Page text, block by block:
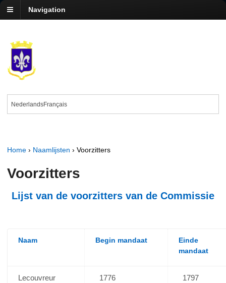
Navigation
NederlandsFrançais
Home › Naamlijsten › Voorzitters
Voorzitters
Lijst van de voorzitters van de Commissie
Naam Begin mandaat
Einde
mandaat
Lecouvreur 1776 1797